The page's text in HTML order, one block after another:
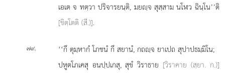
เอเต จ ทตฺวา ปริจารยนฺติ, มยฺจ สุสฺสาม นโฬว ฉินฺโน’’ติ
[ขิตฺโตติ (สี.)].
๗๙.
‘‘กึ ตุมฺหากํ โภชนํ กึ สยานํ, กถฺจ ยาเปถ สุปาปธมฺมิโน;
ปหูตโภเคสุ อนปฺปเกสุ, สุขํ วิราธาย [วิราคาย (สฺยา. ก.)]